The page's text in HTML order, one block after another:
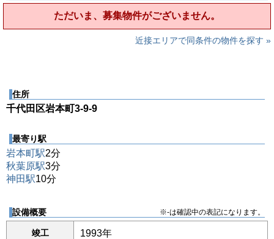
ただいま、募集物件がございません。
近接エリアで同条件の物件を探す »
住所
千代田区岩本町3-9-9
最寄り駅
岩本町駅2分
秋葉原駅3分
神田駅10分
設備概要 ※-は確認中の表記になります。
竣工 1993年